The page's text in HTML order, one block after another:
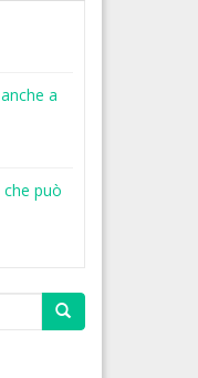
a
che può